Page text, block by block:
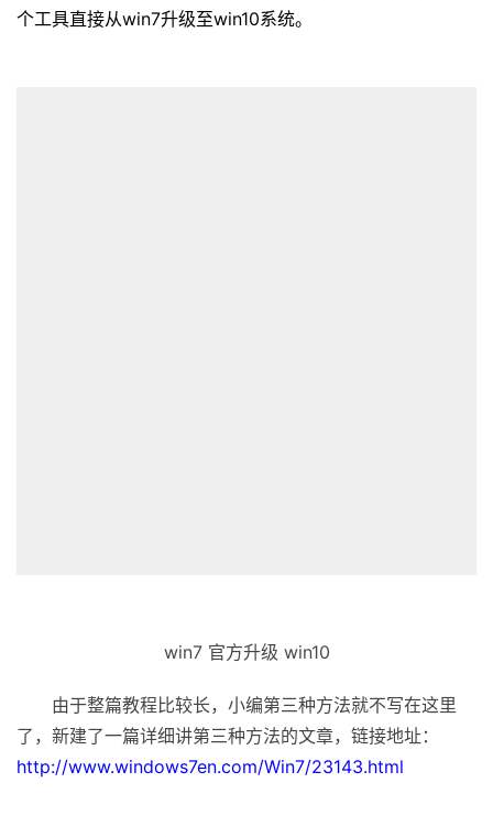
个工具直接从win7升级至win10系统。
win7 官方升级 win10
由于整篇教程比较长，小编第三种方法就不写在这里
了，新建了一篇详细讲第三种方法的文章，链接地址：
http://www.windows7en.com/Win7/23143.html